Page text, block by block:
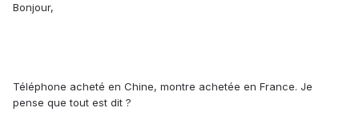
Bonjour,
Téléphone acheté en Chine, montre achetée en France. Je
pense que tout est dit ?